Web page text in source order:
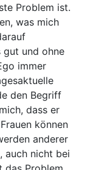
Problem ist.
was mich
gut und ohne
immer
den Begriff
dass er
können
anderer
auch nicht bei